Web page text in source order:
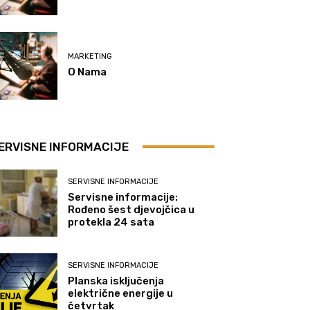
MARKETING
O Nama
INFORMACIJE
SERVISNE INFORMACIJE
Servisne informacije:
Rođeno šest djevojčica u
protekla 24 sata
SERVISNE INFORMACIJE
Planska isključenja
električne energije u
četvrtak